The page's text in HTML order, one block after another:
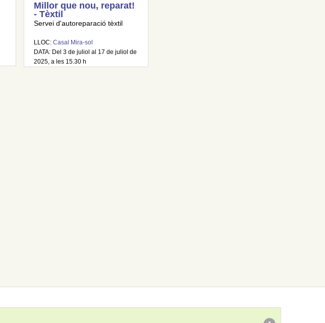
Millor que nou, reparat!
- Tèxtil
Servei d'autoreparació tèxtil
LLOC:Casal Mira-sol
DATA: Del 3 de juliol al 17 de juliol de
2025, a les 15.30 h